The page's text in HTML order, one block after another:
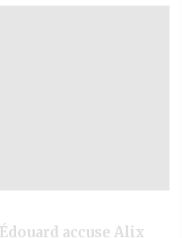
accuse Alix